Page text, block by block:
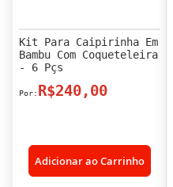
Kit Para Caipirinha Em
Bambu Com Coqueteleira
- 6 Pçs
R$240,00
Adicionar ao Carrinho